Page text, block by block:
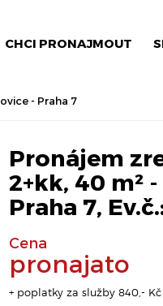
CHCI PRONAJMOUT
- Praha 7
Pronájem
2+kk, 40 m²
Praha 7,
Cena
pronajato
+ poplatky za služby 840,-